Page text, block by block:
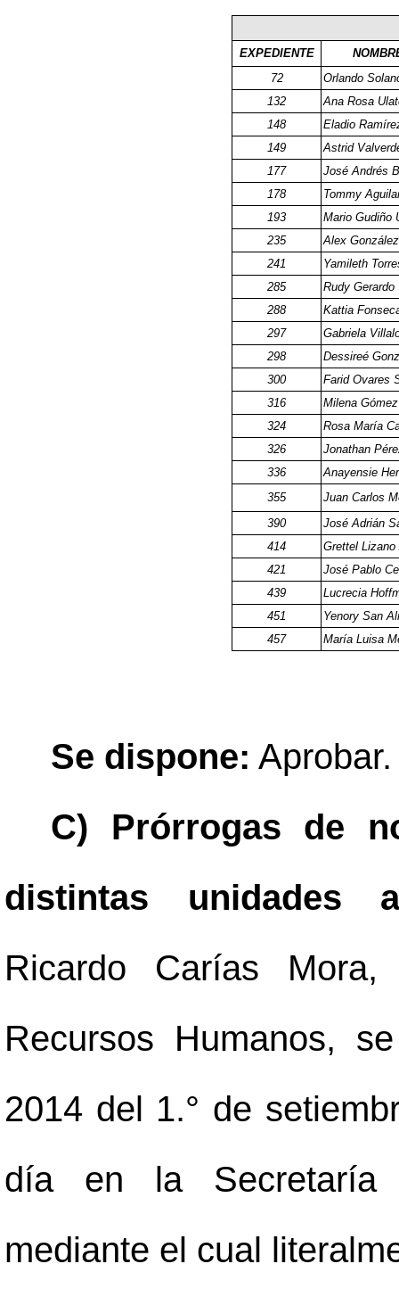
EXPEDIENTE
72
Orlando
132
Ana Rosa
148
Eladio
149
Astrid
177
José Andrés
178
Tommy
193
Mario Gudiño
235
Alex
241
Yamileth
285
Rudy Gerardo
288
Kattia
297
Gabriela
298
Dessireé
300
Farid Ovares
316
Milena
324
Rosa María
326
Jonathan
336
Anayensie
355
Juan Carlos
390
José Adrián
414
Grettel Lizano
421
José Pablo
439
Lucrecia
451
Yenory San
457
María Luisa
Se dispone:
C) Prórrogas de
distintas unidades
Ricardo Carías
Recursos Humanos,
2014 del 1.° de
día en la Secretaría
mediante el cual